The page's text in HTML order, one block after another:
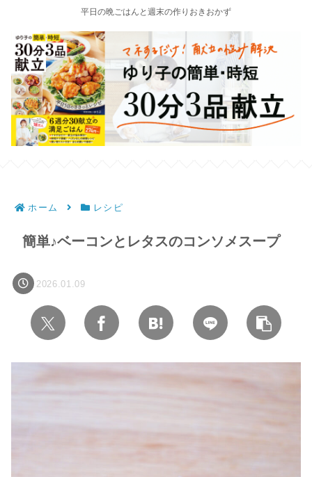
平日の晩ごはんと週末の作りおきおかず
ホーム レシピ
簡単♪ベーコンとレタスのコンソメスープ
2026.01.09